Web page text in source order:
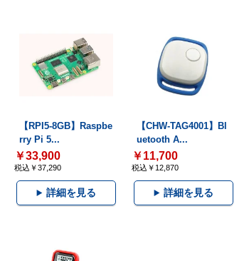
【RPI5-8GB】Raspbe
rry Pi 5...
￥33,900
税込￥37,290
詳細を見る
【CHW-TAG4001】Bl
uetooth A...
￥11,700
税込￥12,870
詳細を見る